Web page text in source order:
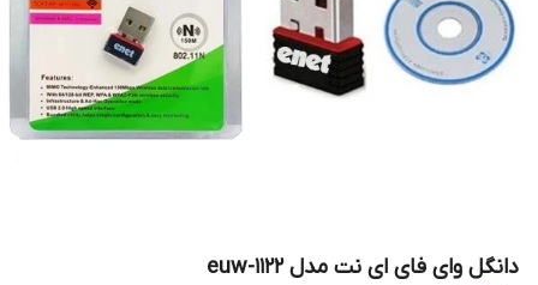
دانگل وای فای ای نت مدل euw-1122